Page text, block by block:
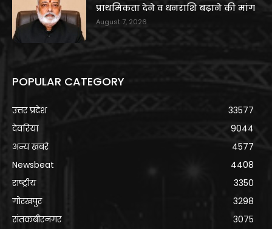
प्राथमिकता देने व धनराशि बढ़ाने की मांग
August 7, 2026
POPULAR CATEGORY
उत्तर प्रदेश
33577
देवरिया
9044
अन्य खबरे
4577
Newsbeat
4408
राष्ट्रीय
3350
गोरखपुर
3298
संतकबीरनगर
3075